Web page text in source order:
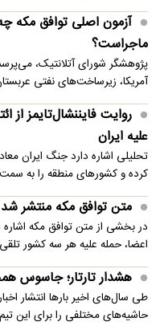
آزمون اصلی توافق مکه
ماجراست؟
پژوهشگر شورای آتلانتیک،
آمریکا، زیرساخت‌های نفتی
روایت فایننشال‌تایمز
علیه ایران
تحلیلی اشاره دارد جنگ ایران
کرده و کشورهای منطقه را به
متن توافق مکه منتشر شد
در بخشی از متن توافق مکه
اعضا، حمله علیه هر سه کشور
هشدار تارتار؛ جاسوس
طی سال‌های اخیر بارها انتشار
حاشیه‌های مختلفی را برای این